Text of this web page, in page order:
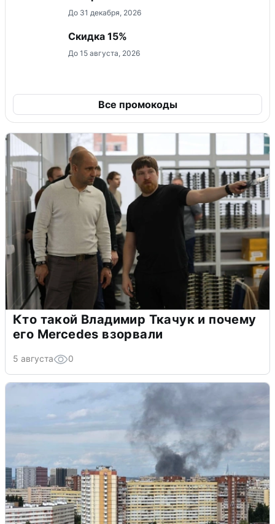
До 31 декабря, 2026
Скидка 15%
До 15 августа, 2026
Все промокоды
Кто такой Владимир Ткачук и почему
его Mercedes взорвали
5 августа 0